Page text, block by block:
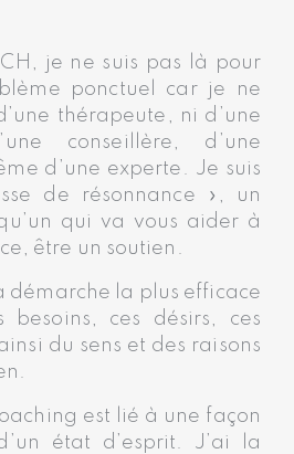
je ne suis pas là pour
ponctuel car je ne
thérapeute, ni d’une
conseillère, d’une
d’une experte. Je suis
de résonnance », un
qui va vous aider à
être un soutien.
démarche la plus efficace
besoins, ces désirs, ces
du sens et des raisons
est lié à une façon
état d’esprit. J’ai la